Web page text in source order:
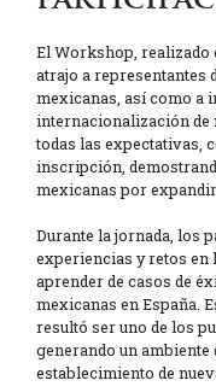
El Workshop, realizado
atrajo a representantes
mexicanas, así como a
internacionalización de
todas las expectativas,
inscripción,
mexicanas por
Durante la jornada, los
experiencias y retos en
aprender de casos de
mexicanas en España.
resultó ser uno de los
generando un
establecimiento de